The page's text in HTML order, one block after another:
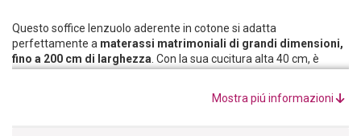
Questo soffice lenzuolo aderente in cotone si adatta
perfettamente a materassi matrimoniali di grandi dimensioni,
fino a 200 cm di larghezza . Con la sua cucitura alta 40 cm, è
Realizzato con materie prime di alta qualità, il lenzuolo in jersey è
Mostra piú informazioni